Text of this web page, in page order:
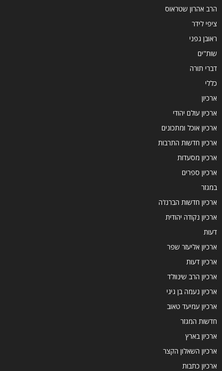
הרב אהרון שטראוס
ציפי לידר
ראובן גפני
שות"ים
דברי תורה
כללי
ארכיון
ארכיון עולם יהודי
ארכיון אוכל ומתכונים
ארכיון חדשות התרבות
ארכיון מסעדות
ארכיון ספרים
במגזר
ארכיון חדשות הברנז'ה
ארכיון נקודה יהודית
דעות
ארכיון אליעזר שפר
ארכיון דעות
ארכיון הרב שינוולד
ארכיון נעמה בן גיגי
ארכיון עמיעד טאוב
חדשות המגזר
ארכיון בארץ
ארכיון השאלון הקצר
ארכיון כתבות